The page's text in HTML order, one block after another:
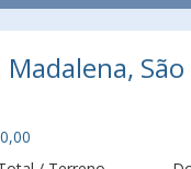
Madalena, São